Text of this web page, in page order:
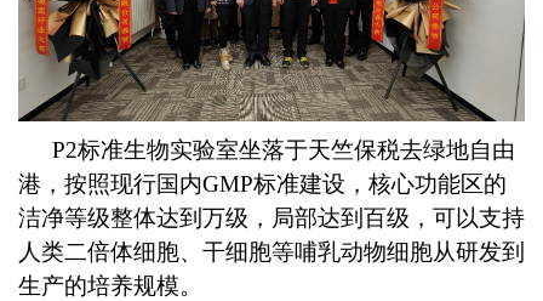
P2标准生物实验室坐落于天竺保税去绿地自由
港，按照现行国内GMP标准建设，核心功能区的
洁净等级整体达到万级，局部达到百级，可以支持
人类二倍体细胞、干细胞等哺乳动物细胞从研发到
生产的培养规模。